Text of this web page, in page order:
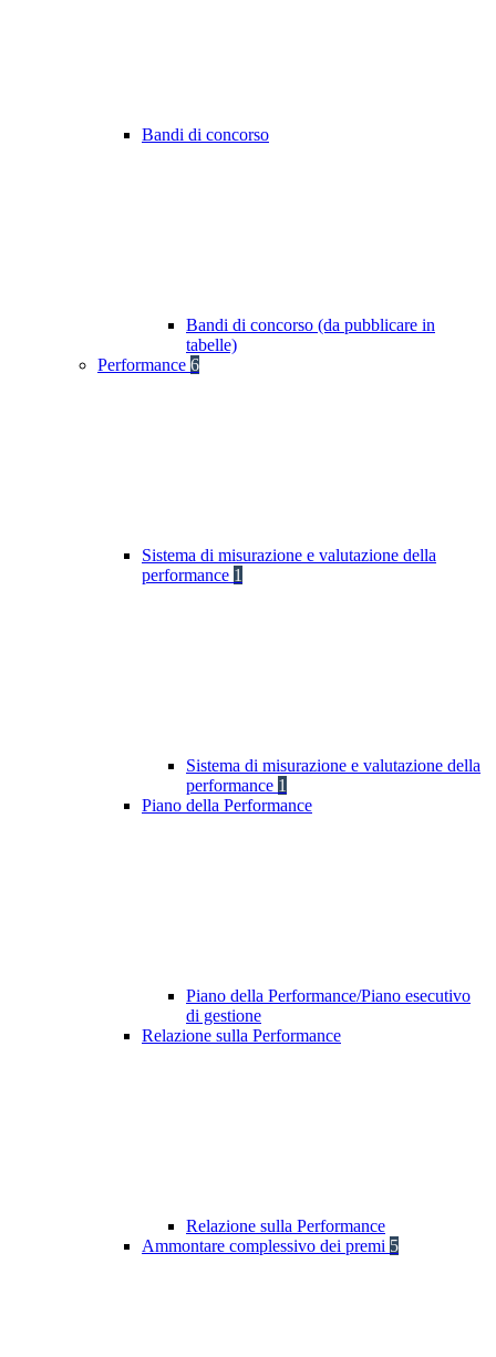
Bandi di concorso
Bandi di concorso (da pubblicare in
tabelle)
Performance 6
Sistema di misurazione e valutazione della
performance 1
Sistema di misurazione e valutazione della
performance 1
Piano della Performance
Piano della Performance/Piano esecutivo
di gestione
Relazione sulla Performance
Relazione sulla Performance
Ammontare complessivo dei premi 5